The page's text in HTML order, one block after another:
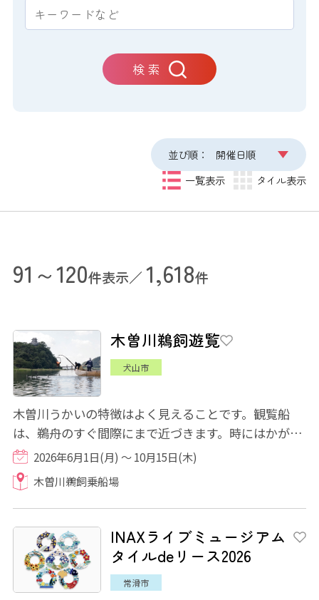
検 索
並び順：
開催日順
一覧表示
タイル表示
91～120件表示／ 1,618件
木曽川鵜飼遊覧
犬山市
木曽川うかいの特徴はよく見えることです。観覧船
は、鵜舟のすぐ間際にまで近づきます。時にはかがり
火の熱気が頬で感じられるほど。鵜も水しぶき...
2026年6月1日(月) ～ 10月15日(木)
木曽川鵜飼乗船場
INAXライブミュージアム
タイルdeリース2026
常滑市